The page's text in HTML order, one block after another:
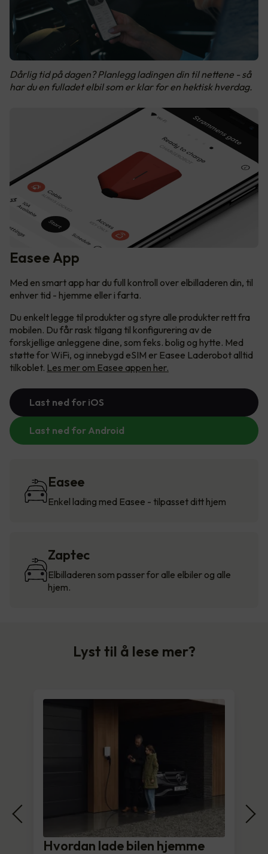
Dårlig tid på dagen? Planlegg ladingen din til nettene - så
har du en fulladet elbil som er klar for en hektisk hverdag.
Easee App
Med en smart app har du full kontroll over elbilladeren din, til
enhver tid - hjemme eller i farta.
Du enkelt legge til produkter og styre alle produkter rett fra
mobilen. Du får rask tilgang til konfigurering av de
forskjellige anleggene dine, som feks. bolig og hytte. Med
støtte for WiFi, og innebygd eSIM er Easee Laderobot alltid
tilkoblet. Les mer om Easee appen her.
Last ned for iOS
Last ned for Android
Easee
Enkel lading med Easee - tilpasset ditt hjem
Zaptec
Elbilladeren som passer for alle elbiler og alle
hjem.
Lyst til å lese mer?
Hvordan lade bilen hjemme